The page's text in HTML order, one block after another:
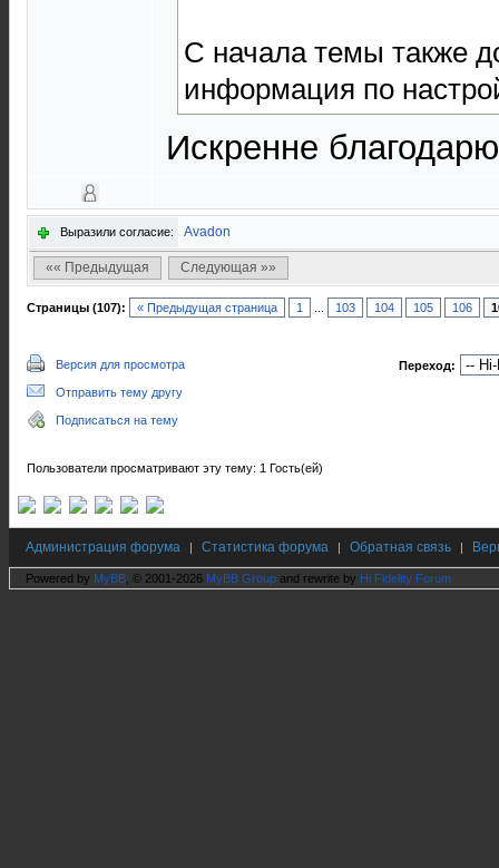
С начала темы также
информация по
Искренне
Выразили согласие: Avadon
«« Предыдущая Следующая »»
Страницы (107): « Предыдущая страница 1 103 104 105 106
Версия для просмотра
Отправить тему другу
Подписаться на тему
Переход:
Пользователи просматривают эту тему: 1 Гость(ей)
Администрация форума | Статистика форума | Обратная связь |
Powered by MyBB , © 2001-2026 MyBB Group and rewrite by Hi Fidelity Forum